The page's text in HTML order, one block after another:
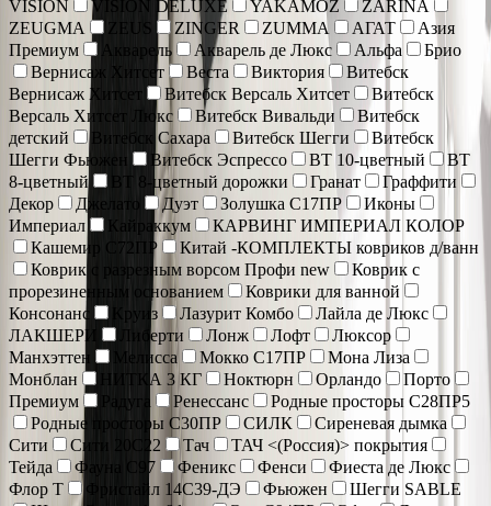
VISION VISION DELUXE YAKAMOZ
ZARINA
ZEUGMA
ZEUS ZINGER ZUMMA АГАТ
Азия
Премиум
Акварель Акварель де Люкс Альфа
Брио
Вернисаж Хитсет
Веста Виктория
Витебск
Вернисаж Хитсет
Витебск Версаль Хитсет
Витебск
Версаль Хитсет Люкс
Витебск Вивальди
Витебск
детский
Витебск Сахара Витебск Шегги
Витебск
Шегги Фьюжен
Витебск Эспрессо ВТ 10-цветный
ВТ
8-цветный
ВТ 8-цветный дорожки Гранат
Граффити
Декор
Джелато Дуэт Золушка С17ПР
Иконы
Империал
Кайраккум
КАРВИНГ ИМПЕРИАЛ КОЛОР
Кашемир С72ПР
Китай -КОМПЛЕКТЫ ковриков д/ванн
Коврик c разрезным ворсом Профи new
Коврик с
прорезиненным основанием
Коврики для ванной
Консонанс
Круиз Лазурит Комбо
Лайла де Люкс
ЛАКШЕРИ
Либерти Лонж Лофт
Люксор
Манхэттен
Мелисса Мокко С17ПР
Мона Лиза
Монблан
НИТКА 3 КГ Ноктюрн Орландо
Порто
Премиум
Радуга Ренессанс
Родные просторы С28ПР5
Родные просторы С30ПР
СИЛК
Сиреневая дымка
Сити
Сити 20С22 Тач
ТАЧ <(Россия)> покрытия
Тейда
Фауна С97 Феникс Фенси
Фиеста де Люкс
Флор Т
Фристайл 14С39-ДЭ Фьюжен
Шегги SABLE